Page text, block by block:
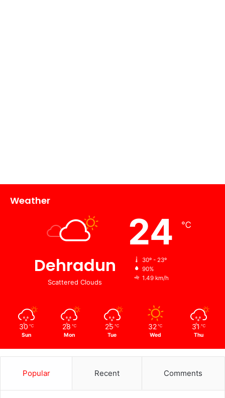
Weather
Dehradun
Scattered Clouds
24 ℃
30º - 23º
90%
1.49 km/h
30 ℃
Sun
28 ℃
Mon
25 ℃
Tue
32 ℃
Wed
31 ℃
Thu
Popular Recent Comments